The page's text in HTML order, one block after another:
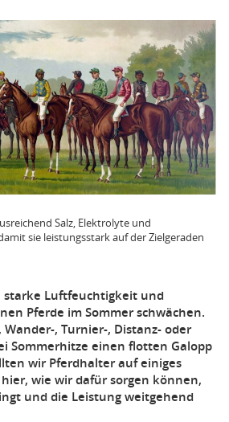
Salz, Elektrolyte und
sie leistungsstark auf der Zielgeraden
starke Luftfeuchtigkeit und
Pferde im Sommer schwächen.
Wander-, Turnier-, Distanz- oder
Sommerhitze einen flotten Galopp
wir Pferdhalter auf einiges
wie wir dafür sorgen können,
und die Leistung weitgehend